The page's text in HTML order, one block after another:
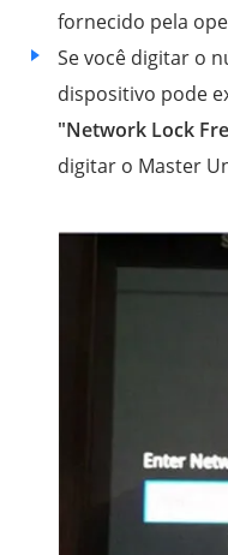
fornecido pela
Se você digitar o
dispositivo pode
"Network Lock
digitar o Master